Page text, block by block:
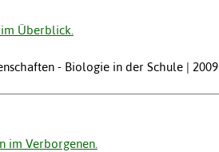
Überblick.
- Biologie in der Schule | 2009
im Verborgenen.